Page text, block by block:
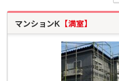
マンションK 【満室】